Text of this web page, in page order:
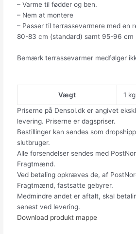
– Varme til fødder og ben.
– Nem at montere
– Passer til terrassevarmere med en
80-83 cm (standard) samt 95-96 cm
Bemærk terrassevarmer medfølger
Vægt
1 kg
Priserne på Densol.dk er angivet
levering. Priserne er dagspriser.
Bestillinger kan sendes som
slutbruger.
Alle forsendelser sendes med
Fragtmænd.
Ved betaling opkræves de, af
Fragtmænd, fastsatte gebyrer.
Medmindre andet er aftalt, skal
senest ved levering.
Download produkt mappe